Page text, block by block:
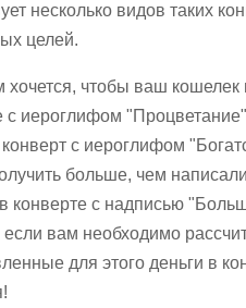
несколько видов таких
целей.
хочется, чтобы ваш
с иероглифом
конверт с иероглифом
больше, чем
конверте с надписью
если вам необходимо
для этого деньги в